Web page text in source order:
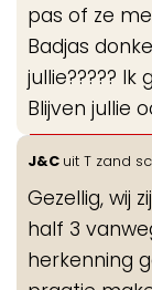
pas of ze
Badjas
jullie?????
Blijven jullie
J&C uit T zand
Gezellig, wij
half 3
herkenning